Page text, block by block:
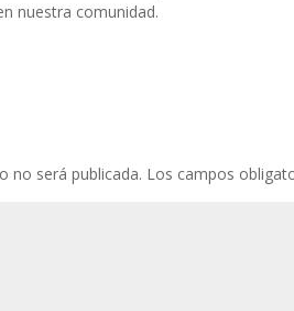
nuestra comunidad.
no será publicada. Los campos